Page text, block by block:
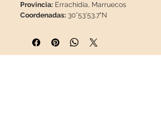
Provincia: Errachidía, Marruecos
Coordenadas: 30°53'53.7"N
45 x 22 x 13 mm / 1.77" x
0.87" x 0.51"
Peso:14.6 g / 0.51 oz